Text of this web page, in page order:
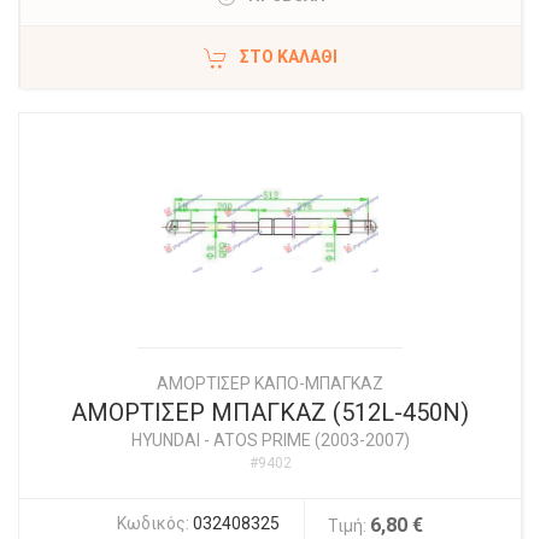
ΣΤΟ ΚΑΛΆΘΙ
ΑΜΟΡΤΙΣΕΡ ΚΑΠΟ-ΜΠΑΓΚΑΖ
ΑΜΟΡΤΙΣΕΡ ΜΠΑΓΚΑΖ (512L-450N)
HYUNDAI - ATOS PRIME (2003-2007)
#9402
Κωδικός: 032408325 Τιμή: 6,80 €